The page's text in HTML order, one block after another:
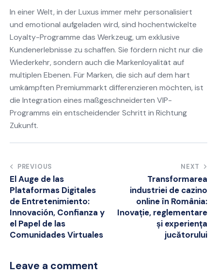
In einer Welt, in der Luxus immer mehr personalisiert
und emotional aufgeladen wird, sind hochentwickelte
Loyalty-Programme das Werkzeug, um exklusive
Kundenerlebnisse zu schaffen. Sie fördern nicht nur die
Wiederkehr, sondern auch die Markenloyalität auf
multiplen Ebenen. Für Marken, die sich auf dem hart
umkämpften Premiummarkt differenzieren möchten, ist
die Integration eines maßgeschneiderten VIP-
Programms ein entscheidender Schritt in Richtung
Zukunft.
Post
navigation
PREVIOUS
El Auge de las
Plataformas Digitales
de Entretenimiento:
Innovación, Confianza y
el Papel de las
Comunidades Virtuales
NEXT
Transformarea
industriei de cazino
online în România:
Inovație, reglementare
și experiența
jucătorului
Leave a comment